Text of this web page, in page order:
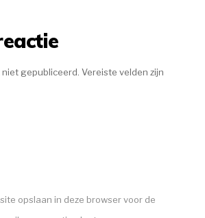
gepubliceerd. Vereiste velden zijn
opslaan in deze browser voor de